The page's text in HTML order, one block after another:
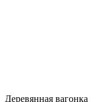
Деревянная вагонка